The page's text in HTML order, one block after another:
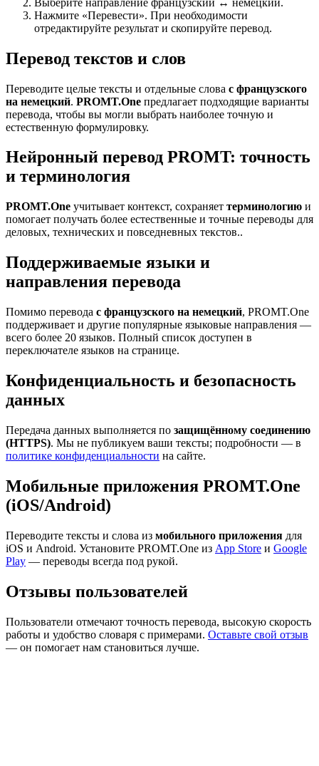
Нажмите «Перевести». При необходимости
отредактируйте результат и скопируйте перевод.
Перевод текстов и слов
Переводите целые тексты и отдельные слова с французского
на немецкий. PROMT.One предлагает подходящие варианты
перевода, чтобы вы могли выбрать наиболее точную и
естественную формулировку.
Нейронный перевод PROMT: точность
и терминология
PROMT.One учитывает контекст, сохраняет терминологию и
помогает получать более естественные и точные переводы для
деловых, технических и повседневных текстов..
Поддерживаемые языки и
направления перевода
Помимо перевода с французского на немецкий, PROMT.One
поддерживает и другие популярные языковые направления —
всего более 20 языков. Полный список доступен в
переключателе языков на странице.
Конфиденциальность и безопасность
данных
Передача данных выполняется по защищённому соединению
(HTTPS). Мы не публикуем ваши тексты; подробности — в
политике конфиденциальности на сайте.
Мобильные приложения PROMT.One
(iOS/Android)
Переводите тексты и слова из мобильного приложения для
iOS и Android. Установите PROMT.One из App Store и Google
Play — переводы всегда под рукой.
Отзывы пользователей
Пользователи отмечают точность перевода, высокую скорость
работы и удобство словаря с примерами. Оставьте свой отзыв
— он помогает нам становиться лучше.